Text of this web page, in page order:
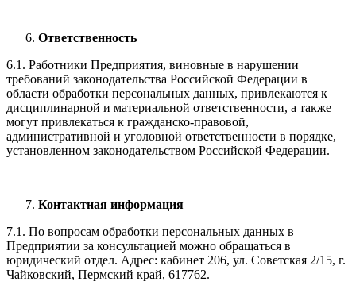
Ответственность
6.1. Работники Предприятия, виновные в нарушении
требований законодательства Российской Федерации в
области обработки персональных данных, привлекаются к
дисциплинарной и материальной ответственности, а также
могут привлекаться к гражданско-правовой,
административной и уголовной ответственности в порядке,
установленном законодательством Российской Федерации.
Контактная информация
7.1. По вопросам обработки персональных данных в
Предприятии за консультацией можно обращаться в
юридический отдел. Адрес: кабинет 206, ул. Советская 2/15, г.
Чайковский, Пермский край, 617762.